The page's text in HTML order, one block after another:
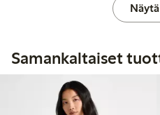
Samankaltaiset